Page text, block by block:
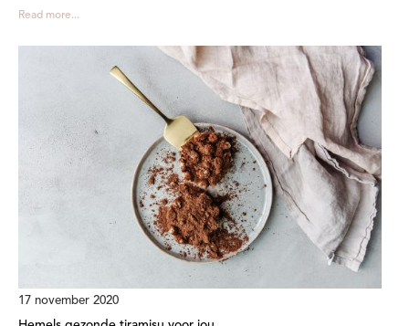
Read more...
17 november 2020